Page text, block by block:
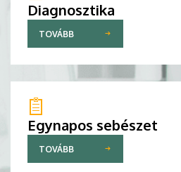
Diagnosztika
TOVÁBB
Egynapos sebészet
TOVÁBB